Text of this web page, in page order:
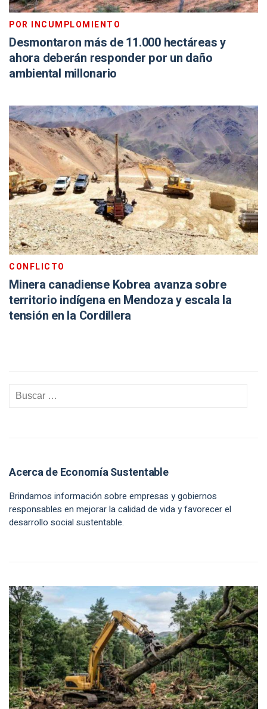
POR INCUMPLOMIENTO
Desmontaron más de 11.000 hectáreas y
ahora deberán responder por un daño
ambiental millonario
CONFLICTO
Minera canadiense Kobrea avanza sobre
territorio indígena en Mendoza y escala la
tensión en la Cordillera
Acerca de Economía Sustentable
Brindamos información sobre empresas y gobiernos
responsables en mejorar la calidad de vida y favorecer el
desarrollo social sustentable.